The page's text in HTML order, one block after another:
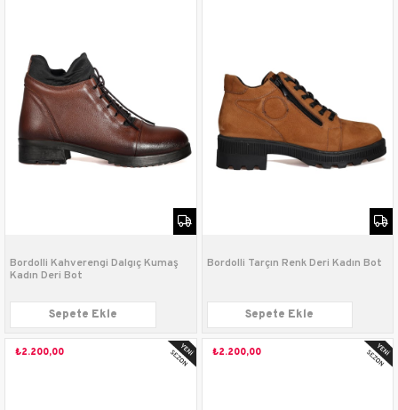
Bordolli Kahverengi Dalgıç Kumaş
Kadın Deri Bot
Sepete Ekle
Bordolli Tarçın Renk Deri Kadın Bot
Sepete Ekle
₺2.200,00 ₺2.200,00